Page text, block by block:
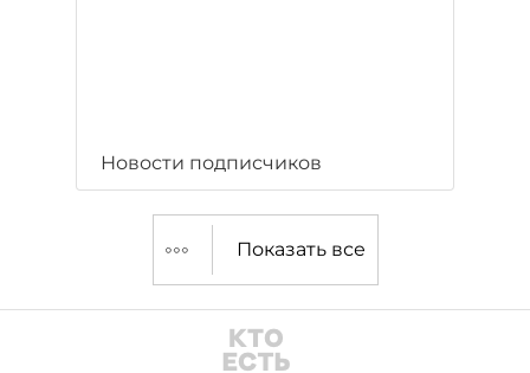
Новости подписчиков
Показать все